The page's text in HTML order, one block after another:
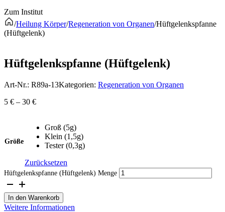
Zum Institut
/Heilung Körper/Regeneration von Organen/Hüftgelenkspfanne
(Hüftgelenk)
Hüftgelenkspfanne (Hüftgelenk)
Art-Nr.: R89a-13Kategorien: Regeneration von Organen
5 € – 30 €
Größe
Groß (5g)
Klein (1,5g)
Tester (0,3g)
Zurücksetzen
Hüftgelenkspfanne (Hüftgelenk) Menge
In den Warenkorb
Weitere Informationen